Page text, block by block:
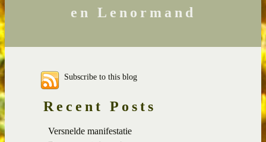
en Lenormand
Subscribe to this blog
Recent Posts
Versnelde manifestatie